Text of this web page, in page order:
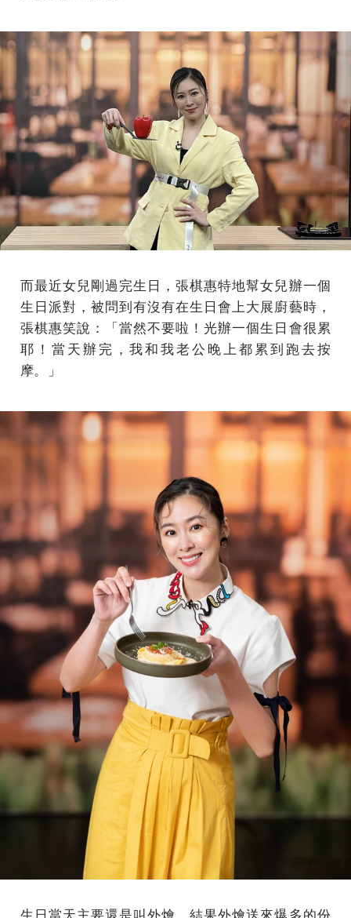
而最近女兒剛過完生日，張棋惠特地幫女兒辦一個
生日派對，被問到有沒有在生日會上大展廚藝時，
張棋惠笑說：「當然不要啦！光辦一個生日會很累
耶！當天辦完，我和我老公晚上都累到跑去按
摩。」
生日當天主要還是叫外燴，結果外燴送來爆多的份